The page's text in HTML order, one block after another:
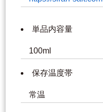
単品内容量
100ml
保存温度帯
常温